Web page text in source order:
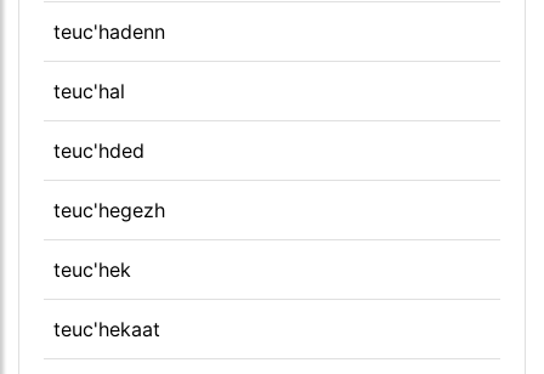
teuc'hadenn
teuc'hal
teuc'hded
teuc'hegezh
teuc'hek
teuc'hekaat